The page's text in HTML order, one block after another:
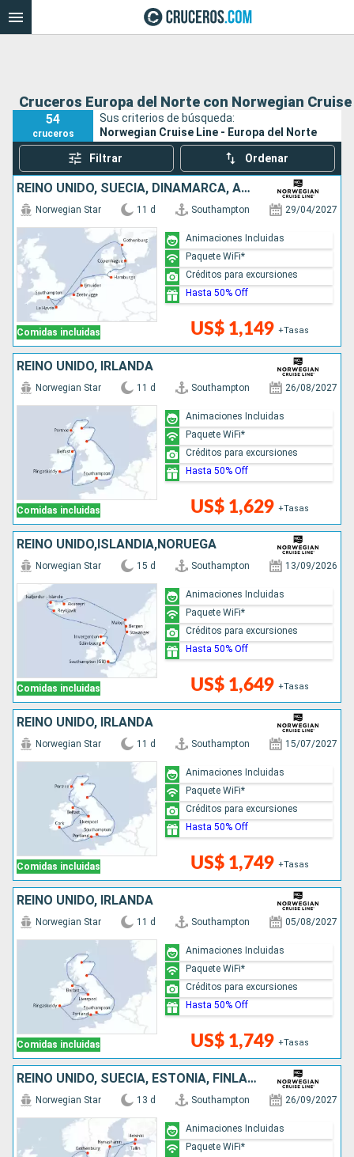
Cruceros Europa del Norte con Norwegian Cruise
54
cruceros
Sus criterios de búsqueda:
Norwegian Cruise Line - Europa del Norte
Filtrar Ordenar
REINO UNIDO, SUECIA, DINAMARCA, ALEMANIA, PAISES BAJOS, BÉLGICA, FRANCIA
Comidas incluidas
Norwegian Star 11 d Southampton 29/04/2027
US$ 1,149 +Tasas
Animaciones Incluidas
Paquete WiFi*
Créditos para excursiones
Hasta 50% Off
REINO UNIDO, IRLANDA
Comidas incluidas
Norwegian Star 11 d Southampton 26/08/2027
US$ 1,629 +Tasas
Animaciones Incluidas
Paquete WiFi*
Créditos para excursiones
Hasta 50% Off
REINO UNIDO,ISLANDIA,NORUEGA
Comidas incluidas
Norwegian Star 15 d Southampton 13/09/2026
US$ 1,649 +Tasas
Animaciones Incluidas
Paquete WiFi*
Créditos para excursiones
Hasta 50% Off
REINO UNIDO, IRLANDA
Comidas incluidas
Norwegian Star 11 d Southampton 15/07/2027
US$ 1,749 +Tasas
Animaciones Incluidas
Paquete WiFi*
Créditos para excursiones
Hasta 50% Off
REINO UNIDO, IRLANDA
Comidas incluidas
Norwegian Star 11 d Southampton 05/08/2027
US$ 1,749 +Tasas
Animaciones Incluidas
Paquete WiFi*
Créditos para excursiones
Hasta 50% Off
REINO UNIDO, SUECIA, ESTONIA, FINLANDIA, DINAMARCA, PAISES BAJOS
Norwegian Star 13 d Southampton 26/09/2027
Animaciones Incluidas
Paquete WiFi*